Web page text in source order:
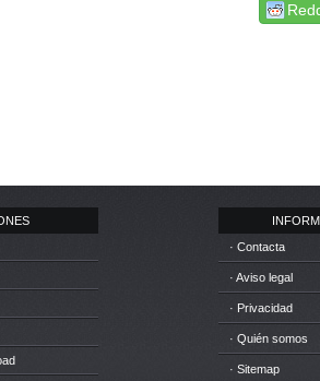
· Contacta
· Aviso legal
· Privacidad
· Quién somos
· Sitemap